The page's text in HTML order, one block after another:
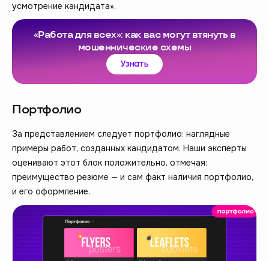
усмотрение кандидата».
«Работа для всех»: как вас могут втянуть в
мошеннические схемы
Узнать
Портфолио
За представлением следует портфолио: наглядные
примеры работ, созданных кандидатом. Наши эксперты
оценивают этот блок положительно, отмечая:
преимущество резюме — и сам факт наличия портфолио,
и его оформление.